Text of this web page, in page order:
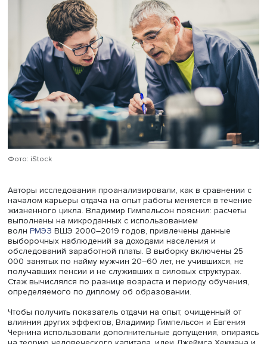
сочетания разных эффектов: возраста (опыта),
(когорты) и времени. Чтобы разделить их, нужны
дополнительные гипотезы и ограничения. Работник
накапливает человеческий капитал через обучение
навыкам и специальностям. Но одновременно
амортизация из-за ослабления с возрастом
когнитивных навыков (эффект опыта). Когортный
связан с особенностями человеческого капитала,
приобретенного во время учебы и в первые годы
зависит не от конкретного работника, а от его
принадлежности к поколению, отражая технологии,
образование и востребованные в то время навыки, а
от размера когорты. Наконец, эффект времени
макроэкономической ситуацией и динамикой спроса на